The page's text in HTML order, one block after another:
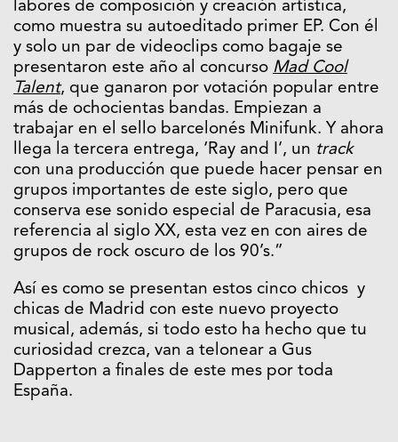
labores de composición y creación artística,
como muestra su autoeditado primer EP. Con él
y solo un par de videoclips como bagaje se
presentaron este año al concurso Mad Cool
Talent, que ganaron por votación popular entre
más de ochocientas bandas. Empiezan a
trabajar en el sello barcelonés Minifunk. Y ahora
llega la tercera entrega, ‘Ray and I’, un track
con una producción que puede hacer pensar en
grupos importantes de este siglo, pero que
conserva ese sonido especial de Paracusia, esa
referencia al siglo XX, esta vez en con aires de
grupos de rock oscuro de los 90’s.”
Así es como se presentan estos cinco chicos y
chicas de Madrid con este nuevo proyecto
musical, además, si todo esto ha hecho que tu
curiosidad crezca, van a telonear a Gus
Dapperton a finales de este mes por toda
España.